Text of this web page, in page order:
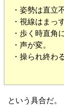
・姿勢は直立
・視線はまっ
・歩く時直角
・声が変。
・操られ終わ
という具合だ。